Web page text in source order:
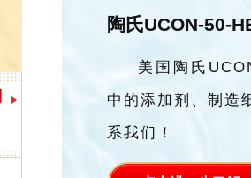
陶氏UCON-50-
美国陶氏
中的添加剂、制造
系我们！